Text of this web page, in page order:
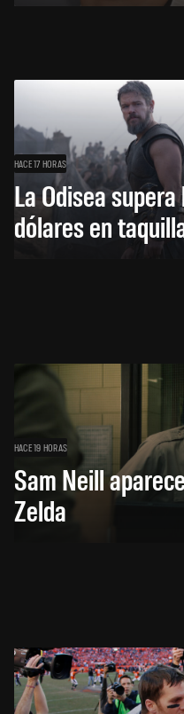
HACE 17 HORAS
La Odisea
dólares en
HACE 19 HORAS
Sam Neill
Zelda